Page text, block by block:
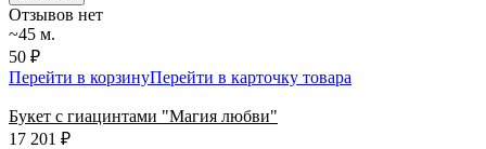
Отзывов нет
~45 м.
50 ₽
Перейти в корзинуПерейти в карточку товара
Букет с гиацинтами "Магия любви"
17 201
₽